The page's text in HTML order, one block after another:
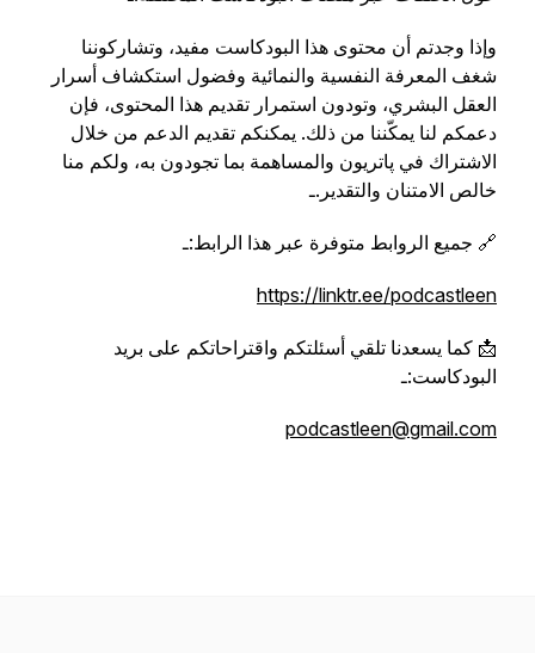
وإذا وجدتم أن محتوى هذا البودكاست مفيد، وتشاركوننا
شغف المعرفة النفسية والنمائية وفضول استكشاف أسرار
العقل البشري، وتودون استمرار تقديم هذا المحتوى، فإن
دعمكم لنا يمكّننا من ذلك. يمكنكم تقديم الدعم من خلال
الاشتراك في پاتريون والمساهمة بما تجودون به، ولكم منا
خالص الامتنان والتقدير.ـ
🔗 جميع الروابط متوفرة عبر هذا الرابط:ـ
https://linktr.ee/podcastleen
📩 كما يسعدنا تلقي أسئلتكم واقتراحاتكم على بريد
البودكاست:ـ
podcastleen@gmail.com‏